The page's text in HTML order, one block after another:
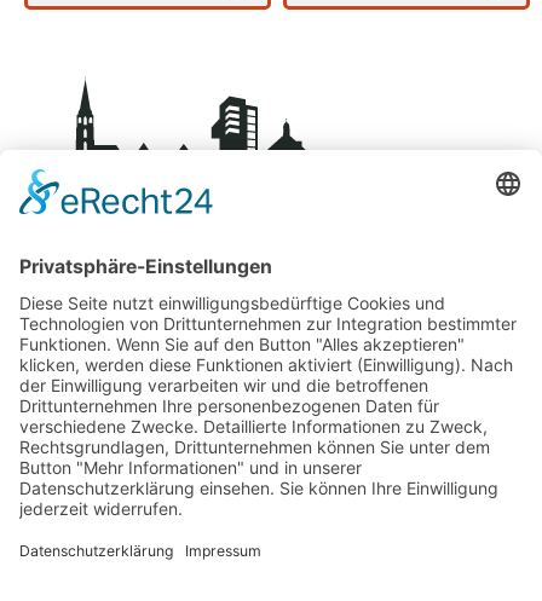
BDS-Centro Schorndorf
Über uns
Kontakt
Mitglied werden
Datenschutz
Impressum
Fachgeschäfte